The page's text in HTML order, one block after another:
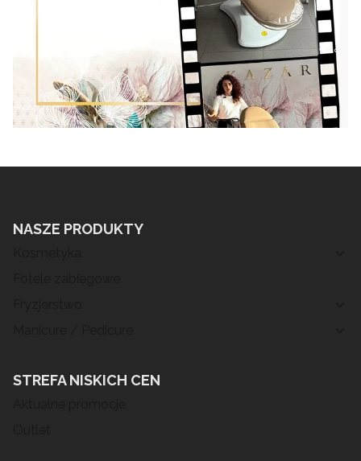
NASZE PRODUKTY
STREFA NISKICH CEN